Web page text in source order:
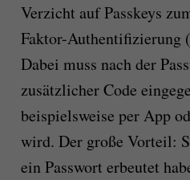
Verzicht auf Passkeys
Faktor-Authentifizierung
Dabei muss nach der
zusätzlicher Code
beispielsweise per App
wird. Der große Vorteil:
ein Passwort erbeutet